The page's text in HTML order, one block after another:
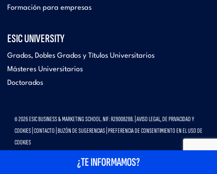
Formación para empresas
ESIC UNIVERSITY
Grados, Dobles Grados y Títulos Universitarios
Másteres Universitarios
Doctorados
© 2026 ESIC BUSINESS & MARKETING SCHOOL. NIF: R2800828B. | AVISO LEGAL, DE PRIVACIDAD Y
COOKIES CONTACTO BUZÓN DE SUGERENCIAS PREFERENCIA DE CONSENTIMIENTO EN EL USO DE
COOKIES
¿TE INFORMAMOS?